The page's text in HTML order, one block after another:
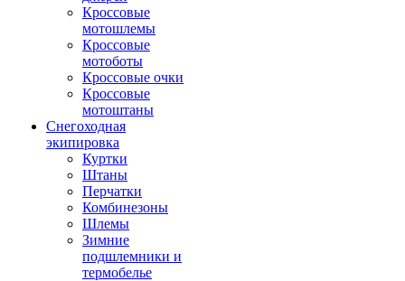
Кроссовые
мотошлемы
Кроссовые
мотоботы
Кроссовые очки
Кроссовые
мотоштаны
Снегоходная
экипировка
Куртки
Штаны
Перчатки
Комбинезоны
Шлемы
Зимние
подшлемники и
термобелье